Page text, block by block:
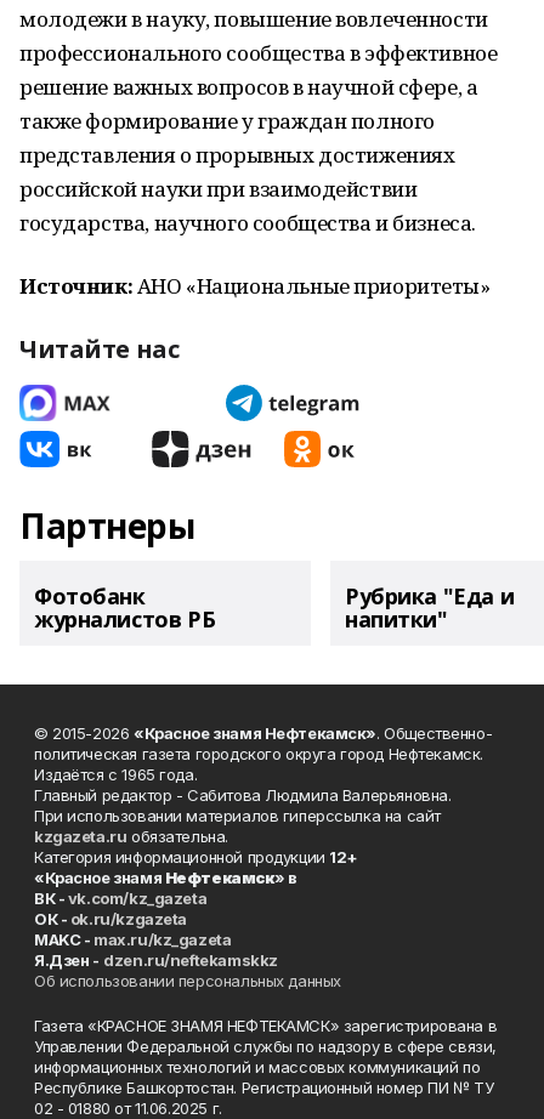
молодежи в науку, повышение вовлеченности
профессионального сообщества в эффективное
решение важных вопросов в научной сфере, а
также формирование у граждан полного
представления о прорывных достижениях
российской науки при взаимодействии
государства, научного сообщества и бизнеса.
Источник:АНО «Национальные приоритеты»
Читайте нас
Партнеры
Фотобанк
журналистов РБ
Рубрика "Еда и
напитки"
© 2015-2026 «Красное знамя Нефтекамск». Общественно-
политическая газета городского округа город Нефтекамск.
Издаётся с 1965 года.
Главный редактор - Сабитова Людмила Валерьяновна.
При использовании материалов гиперссылка на сайт
kzgazeta.ru обязательна.
Категория информационной продукции 12+
«Красное знамя Нефтекамск» в
ВК -vk.com/kz_gazeta
ОК - ok.ru/kzgazeta
MAKC - max.ru/kz_gazeta
Я.Дзен - dzen.ru/neftekamskkz
Об использовании персональных данных
Газета «КРАСНОЕ ЗНАМЯ НЕФТЕКАМСК» зарегистрирована в
Управлении Федеральной службы по надзору в сфере связи,
информационных технологий и массовых коммуникаций по
Республике Башкортостан. Регистрационный номер ПИ № ТУ
02 - 01880 от 11.06.2025 г.